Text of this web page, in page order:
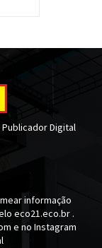
Digital
informação
eco21.eco.br .
e no Instagram